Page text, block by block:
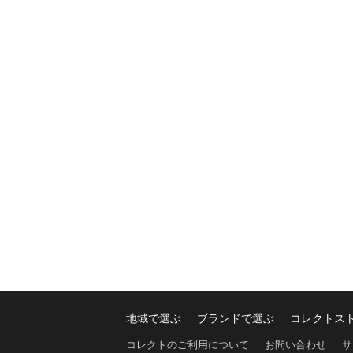
地域で選ぶ ブランドで選ぶ コレクトス
コレクトのご利用について お問い合わせ